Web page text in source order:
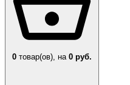
0 товар(ов), на 0 руб.